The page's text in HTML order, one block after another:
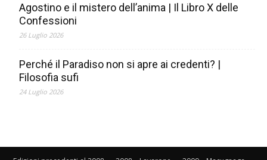
Agostino e il mistero dell’anima | Il Libro X delle
Confessioni
26 Luglio 2026
Perché il Paradiso non si apre ai credenti? |
Filosofia sufi
24 Luglio 2026